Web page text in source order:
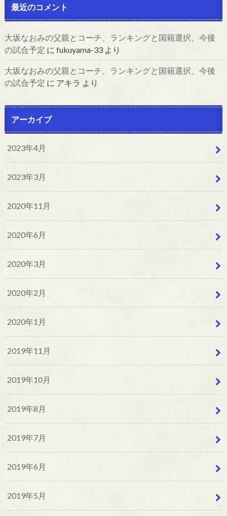
最近のコメント
大坂なおみの父親とコーチ、ランキングと国籍選択、今後
の試合予定 に fukuyama-33より
大坂なおみの父親とコーチ、ランキングと国籍選択、今後
の試合予定 に アキラ より
アーカイブ
2023年4月
2023年3月
2020年11月
2020年6月
2020年3月
2020年2月
2020年1月
2019年11月
2019年10月
2019年8月
2019年7月
2019年6月
2019年5月